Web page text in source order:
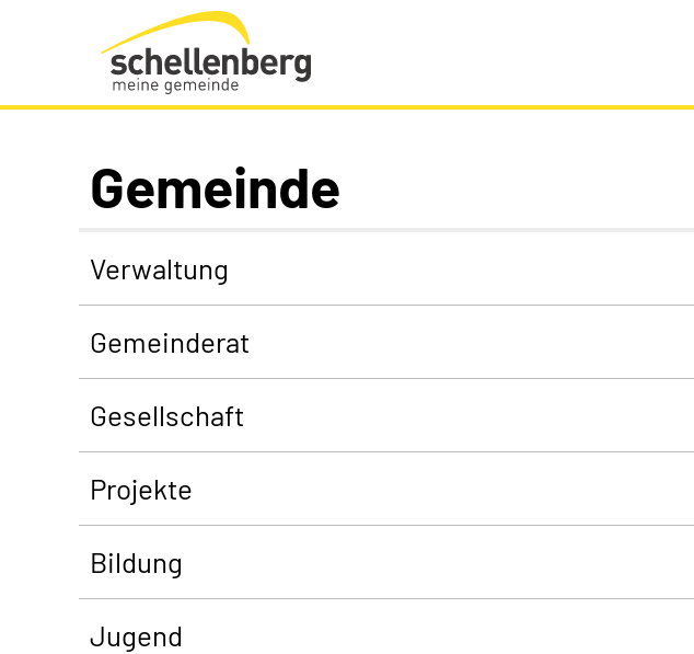
Gemeinde Schellenberg Startseite
Gemeinde
Verwaltung
Gemeinderat
Gesellschaft
Projekte
Bildung
Jugend